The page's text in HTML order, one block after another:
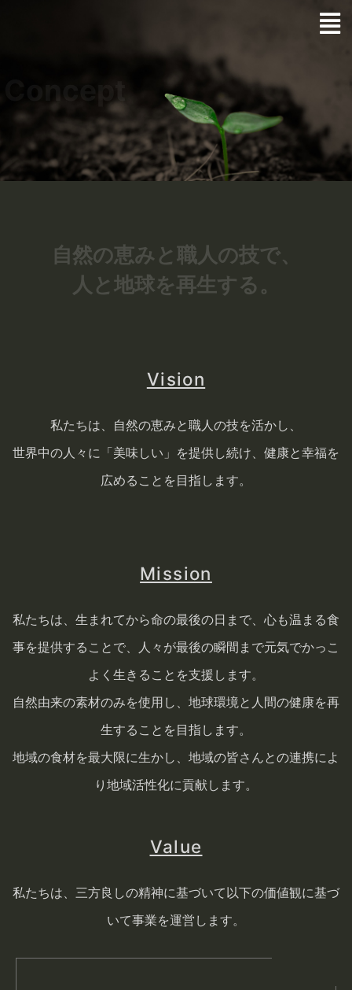
Concept
自然の恵みと職人の技で、
人と地球を再生する。
Vision
私たちは、自然の恵みと職人の技を活かし、
世界中の人々に「美味しい」を提供し続け、健康と幸福を
広めることを目指します。
Mission
私たちは、生まれてから命の最後の日まで、心も温まる食
事を提供することで、人々が最後の瞬間まで元気でかっこ
よく生きることを支援します。
自然由来の素材のみを使用し、地球環境と人間の健康を再
生することを目指します。
地域の食材を最大限に生かし、地域の皆さんとの連携によ
り地域活性化に貢献します。
Value
私たちは、三方良しの精神に基づいて以下の価値観に基づ
いて事業を運営します。